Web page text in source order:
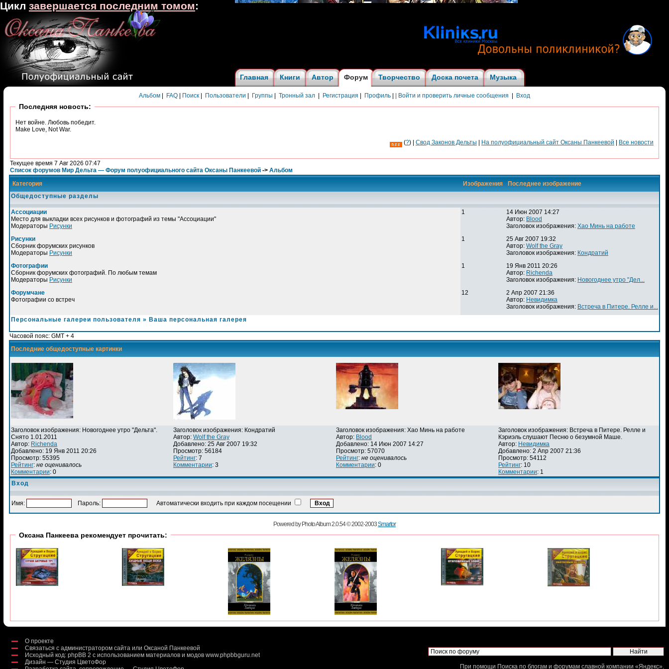
Главная Книги Автор Форум Творчество Доска почета Музыка
Альбом FAQ Поиск Пользователи Группы Тронный зал Регистрация Профиль | Войти и проверить личные сообщения Вход
Последняя новость:
Нет войне. Любовь победит.
Make Love, Not War.
(?) | Cвод Законов Дельты На полуофициальный сайт Оксаны Панкеевой Все новости
Текущее время 7 Авг 2026 07:47
Список форумов Мир Дельта — Форум полуофициального сайта Оксаны Панкеевой -> Альбом
Категория
Изображения
Последнее изображение
Общедоступные разделы
Ассоциации
Место для выкладки всех рисунков и фотографий из темы "Ассоциации"
Модераторы Рисунки
1
14 Июн 2007 14:27
Автор: Blood
Заголовок изображения: Хао Минь на работе
Рисунки
Сборник форумских рисунков
Модераторы Рисунки
1
25 Авг 2007 19:32
Автор: Wolf the Gray
Заголовок изображения: Кондратий
Фотографии
Сборник форумских фотографий. По любым темам
Модераторы Рисунки
1
19 Янв 2011 20:26
Автор: Richenda
Заголовок изображения: Новогоднее утро "Дел...
Форумчане
Фотографии со встреч
12
2 Апр 2007 21:36
Автор: Невидимка
Заголовок изображения: Встреча в Питере. Релле и...
Персональные галереи пользователя » Ваша персональная галерея
Часовой пояс: GMT + 4
Последние общедоступные картинки
Заголовок изображения: Новогоднее утро "Дельта".
Снято 1.01.2011
Автор: Richenda
Добавлено: 19 Янв 2011 20:26
Просмотр: 55395
Рейтинг: не оценивалось
Комментарии: 0
Заголовок изображения: Кондратий
Автор: Wolf the Gray
Добавлено: 25 Авг 2007 19:32
Просмотр: 56184
Рейтинг: 7
Комментарии: 3
Заголовок изображения: Хао Минь на работе
Автор: Blood
Добавлено: 14 Июн 2007 14:27
Просмотр: 57070
Рейтинг: не оценивалось
Комментарии: 0
Заголовок изображения: Встреча в Питере. Релле и
Кэриэль слушают Песню о безумной Маше.
Автор: Невидимка
Добавлено: 2 Апр 2007 21:36
Просмотр: 54112
Рейтинг: 10
Комментарии: 1
Вход
Имя: Пароль: Автоматически входить при каждом посещении
Powered by Photo Album 2.0.54 © 2002-2003Smartor
Оксана Панкеева рекомендует прочитать:
О проекте
Связаться с администратором сайта или Оксаной Панкеевой
Исходный код: phpBB 2 с использованием материалов и модов www.phpbbguru.net
Дизайн — Студия ЦветоФор
При помощи Поиска по блогам и форумам славной компании «Яндекс».
Цикл завершается последним томом: